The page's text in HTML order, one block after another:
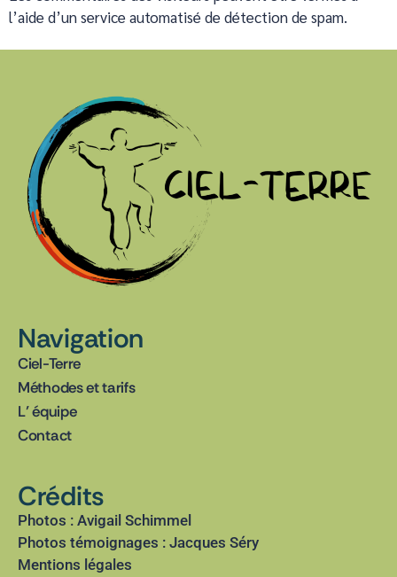
l’aide d’un service automatisé de détection de spam.
Navigation
Ciel-Terre
Méthodes et tarifs
L’ équipe
Contact
Crédits
Photos : Avigail Schimmel
Photos témoignages : Jacques Séry
Mentions légales